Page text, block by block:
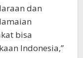
dan
bisa
Indonesia,”